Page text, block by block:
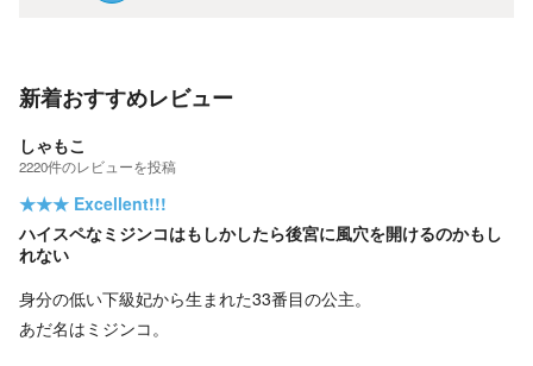
新着おすすめレビュー
しゃもこ
2220件のレビューを投稿
★★★ Excellent!!!
ハイスペなミジンコはもしかしたら後宮に風穴を開けるのかもし
れない
身分の低い下級妃から生まれた33番目の公主。
あだ名はミジンコ。